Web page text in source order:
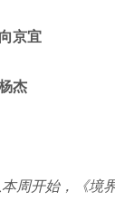
京宜
杰
本周开始，《境